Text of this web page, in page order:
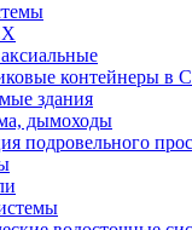
контейнеры в
здания
дымоходы
подровельного